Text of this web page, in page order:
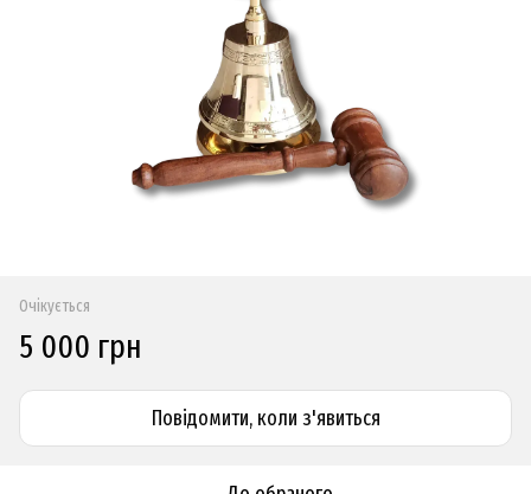
Очікується
5 000 грн
Повідомити, коли з'явиться